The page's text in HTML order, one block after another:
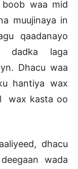
waa mid
muujinaya in
qaadanayo
dadka laga
Dhacu waa
hantiya wax
wax kasta oo
dhacu
wada